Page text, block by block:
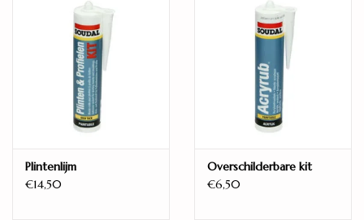
Vloerverwarming/-verkoeling
Gebruiksklasse consument
23 – Zwaar woongebruik
15 jaar
Plintenlijm
€14,50
Overschilderbare kit
€6,50